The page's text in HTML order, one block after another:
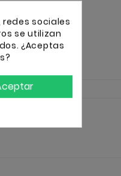
sociales
se utilizan
¿Aceptas